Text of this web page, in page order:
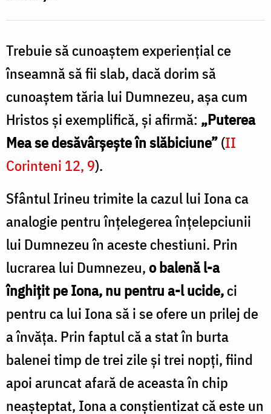
necazuri?
Foto:
Oana
Nechifor
Trebuie să cunoaștem experiențial ce
înseamnă să fii slab, dacă dorim să
cunoaștem tăria lui Dumnezeu, așa cum
Hristos și exemplifică, și afirmă: „Puterea
Mea se desăvârșește în slăbiciune”(II
Corinteni 12, 9).
Sfântul Irineu trimite la cazul lui Iona ca
analogie pentru înțelegerea înțelepciunii
lui Dumnezeu în aceste chestiuni. Prin
lucrarea lui Dumnezeu,o balenă l-a
înghițit pe Iona, nu pentru a-l ucide,ci
pentru ca lui Iona să i se ofere un prilej de
a învăța. Prin faptul că a stat în burta
balenei timp de trei zile și trei nopți, fiind
apoi aruncat afară de aceasta în chip
neașteptat, Iona a conștientizat că este un